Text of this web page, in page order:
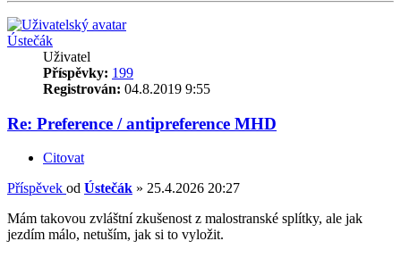
Ústečák
Uživatel
Příspěvky: 199
Registrován: 04.8.2019 9:55
Re: Preference / antipreference MHD
Citovat
Příspěvek od Ústečák » 25.4.2026 20:27
Mám takovou zvláštní zkušenost z malostranské splítky, ale jak
jezdím málo, netuším, jak si to vyložit.